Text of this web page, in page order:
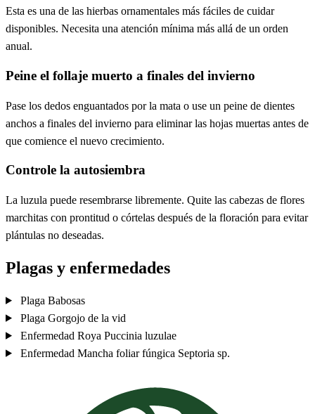
Esta es una de las hierbas ornamentales más fáciles de cuidar
disponibles. Necesita una atención mínima más allá de un orden
anual.
Peine el follaje muerto a finales del invierno
Pase los dedos enguantados por la mata o use un peine de dientes
anchos a finales del invierno para eliminar las hojas muertas antes de
que comience el nuevo crecimiento.
Controle la autosiembra
La luzula puede resembrarse libremente. Quite las cabezas de flores
marchitas con prontitud o córtelas después de la floración para evitar
plántulas no deseadas.
Plagas y enfermedades
Plaga Babosas
Plaga Gorgojo de la vid
Enfermedad Roya Puccinia luzulae
Enfermedad Mancha foliar fúngica Septoria sp.